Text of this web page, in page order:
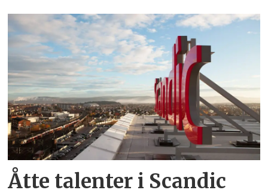
Åtte talenter i Scandic